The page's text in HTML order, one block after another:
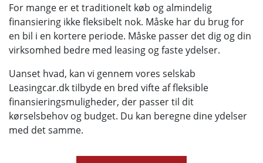
For mange er et traditionelt køb og almindelig
finansiering ikke fleksibelt nok. Måske har du brug for
en bil i en kortere periode. Måske passer det dig og din
virksomhed bedre med leasing og faste ydelser.
Uanset hvad, kan vi gennem vores selskab
Leasingcar.dk tilbyde en bred vifte af fleksible
finansieringsmuligheder, der passer til dit
kørselsbehov og budget. Du kan beregne dine ydelser
med det samme.